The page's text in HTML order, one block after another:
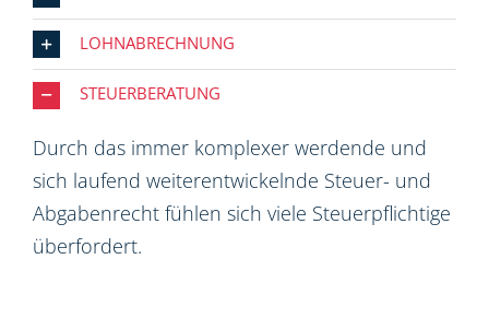
LOHNABRECHNUNG
STEUERBERATUNG
Durch das immer komplexer werdende und
sich laufend weiterentwickelnde Steuer- und
Abgabenrecht fühlen sich viele Steuerpflichtige
überfordert.